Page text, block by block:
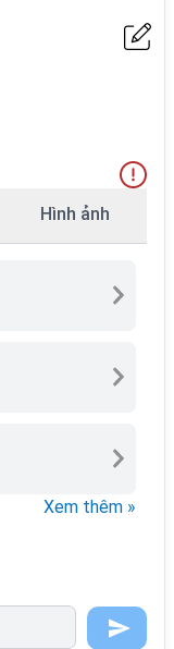
Hình ảnh
Xem thêm »